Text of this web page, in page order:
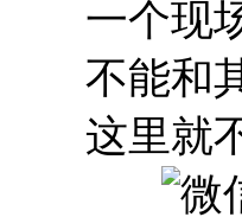
一个现
不能和
这里就